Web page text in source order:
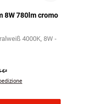
8W 780lm cromo
4000K 8W -
€*